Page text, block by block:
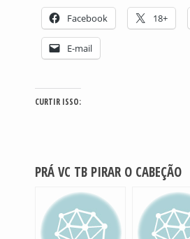
Facebook 18+
E-mail
CURTIR ISSO:
PRÁ VC TB PIRAR O CABEÇÃO